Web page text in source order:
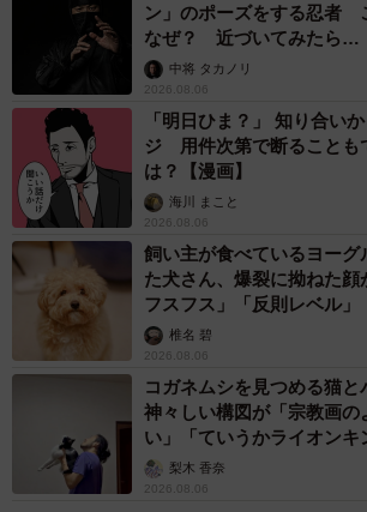
ン」のポーズをする忍者
なぜ？ 近づいてみたら…
未熟」中将 タカノリ
2026.08.06
「明日ひま？」 知り合い
ジ 用件次第で断ることも
は？【漫画】
海川 まこと
2026.08.06
飼い主が食べているヨーグ
た犬さん、爆裂に拗ねた顔
フスフス」「反則レベル」
椎名 碧
2026.08.06
コガネムシを見つめる猫
神々しい構図が「宗教画
い」「ていうかライオンキ
梨木 香奈
2026.08.06